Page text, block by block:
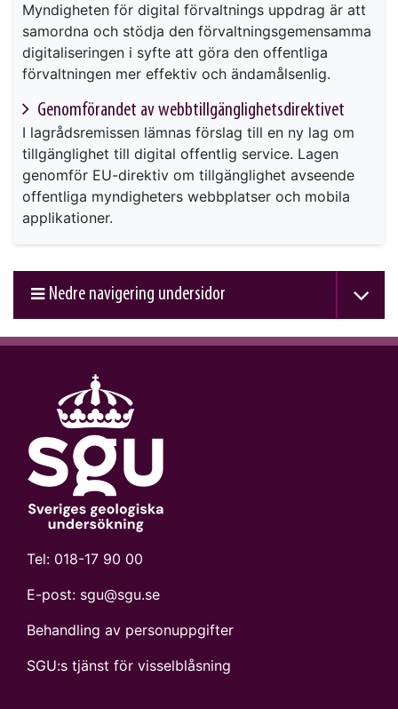
Myndigheten för digital förvaltnings uppdrag är att
samordna och stödja den förvaltningsgemensamma
digitaliseringen i syfte att göra den offentliga
förvaltningen mer effektiv och ändamålsenlig.
Genomförandet av webbtillgänglighetsdirektivet
I lagrådsremissen lämnas förslag till en ny lag om
tillgänglighet till digital offentlig service. Lagen
genomför EU-direktiv om tillgänglighet avseende
offentliga myndigheters webbplatser och mobila
applikationer.
Nedre navigering undersidor
Tel: 018-17 90 00
E-post: sgu@sgu.se
Behandling av personuppgifter
SGU:s tjänst för visselblåsning